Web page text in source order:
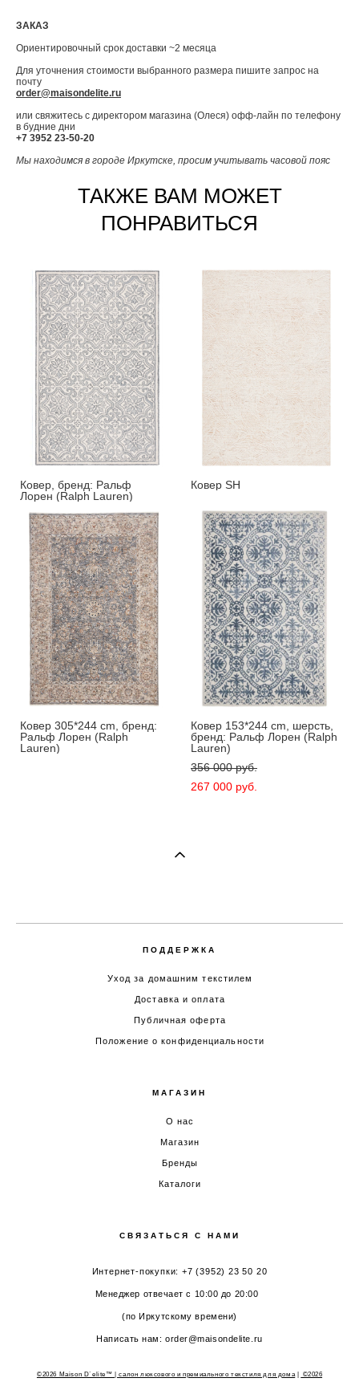
ЗАКАЗ
Ориентировочный срок доставки ~2 месяца
Для уточнения стоимости выбранного размера пишите запрос на
почту
order@maisondelite.ru
или свяжитесь с директором магазина (Олеся) офф-лайн по телефону
в будние дни
+7 3952 23-50-20
Мы находимся в городе Иркутске, просим учитывать часовой пояс
ТАКЖЕ ВАМ МОЖЕТ
ПОНРАВИТЬСЯ
Ковер, бренд: Ральф
Лорен (Ralph Lauren)
Ковер SH
Ковер 305*244 cm, бренд:
Ральф Лорен (Ralph
Lauren)
Ковер 153*244 cm, шерсть,
бренд: Ральф Лорен (Ralph
Lauren)
356 000 pуб.
267 000 pуб.
ПОДДЕРЖКА
Уход за домашним текстилем
Доставка и оплата
Публичная оферта
Положение о конфиденциальности
МАГАЗИН
О нас
Магазин
Бренды
Каталоги
СВЯЗАТЬСЯ С НАМИ
Интернет-покупки: +7 (3952) 23 50 20
Менеджер отвечает с 10:00 до 20:00
(по Иркутскому времени)
Написать нам: order@maisondelite.ru
©2026 Maison D`elite™ | салон люксового и премиального текстиля для дома| ©2026